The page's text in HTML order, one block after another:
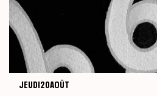
JEUDI 20AOÛT